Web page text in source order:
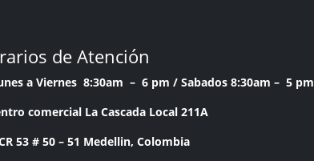
de Atención
a Viernes 8:30am – 6 pm / Sabados 8:30am – 5 pm
comercial La Cascada Local 211A
53 # 50 – 51 Medellin, Colombia